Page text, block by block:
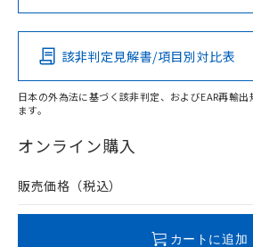
Pb Hg
O
在庫等で未対応品が混在する可能性が
問い合わせください。
この製品の規格認
その他の認証はこちらのペー
該非判定見解書/項目別対比表
日本の外為法に基づく該非判定、およびEAR再輸
ます。
オンライン購入
販売価格（税込）
カートに追加